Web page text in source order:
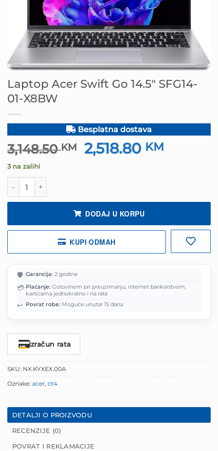
Laptop Acer Swift Go 14.5″ SFG14-
01-X8BW
Besplatna dostava
3,148.50KM
Izvorna
cijena
2,518.80 KM
3 na zalihi
Laptop Acer Swift Go 14.5" SFG14-01-X8BW količina
DODAJ U KORPU
KUPI ODMAH
🛡️ Garancija: 2 godine
💳 Plaćanje: Gotovinom pri preuzimanju, internet bankarstvom,
karticama jednokratno i na rate
↩️ Povrat robe: Moguće unutar 15 dana
Izračun rata
SKU: NX.KYXEX.00A
Oznake: acer, ct4
DETALJI O PROIZVODU
RECENZIJE (0)
POVRAT I REKLAMACIJE